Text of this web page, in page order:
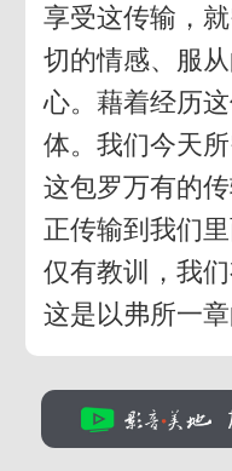
享受这传输，
切的情感、服
心。藉着经历
体。我们今天
这包罗万有的
正传输到我们
仅有教训，我
这是以弗所一章